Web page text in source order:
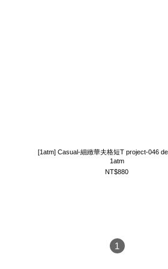
[1atm] Casual-細緻華夫格短T project-046
1atm
NT$880
1